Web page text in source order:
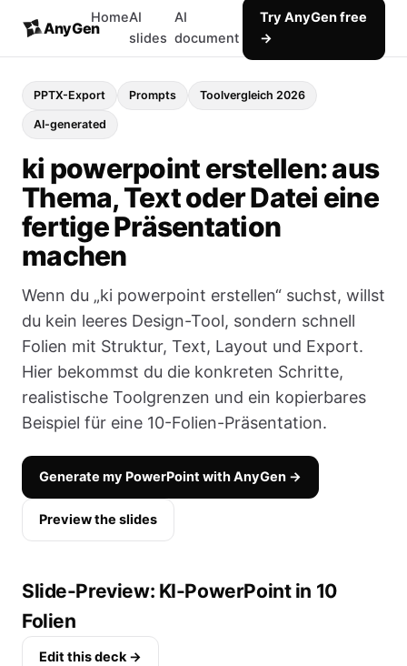
AnyGen
HomeAI
slides
AI
document
Try AnyGen free
→
PPTX-Export Prompts Toolvergleich 2026
AI-generated
ki powerpoint erstellen: aus
Thema, Text oder Datei eine
fertige Präsentation
machen
Wenn du „ki powerpoint erstellen“ suchst, willst
du kein leeres Design-Tool, sondern schnell
Folien mit Struktur, Text, Layout und Export.
Hier bekommst du die konkreten Schritte,
realistische Toolgrenzen und ein kopierbares
Beispiel für eine 10-Folien-Präsentation.
Generate my PowerPoint with AnyGen →
Preview the slides
Slide-Preview: KI-PowerPoint in 10
Folien
Edit this deck →